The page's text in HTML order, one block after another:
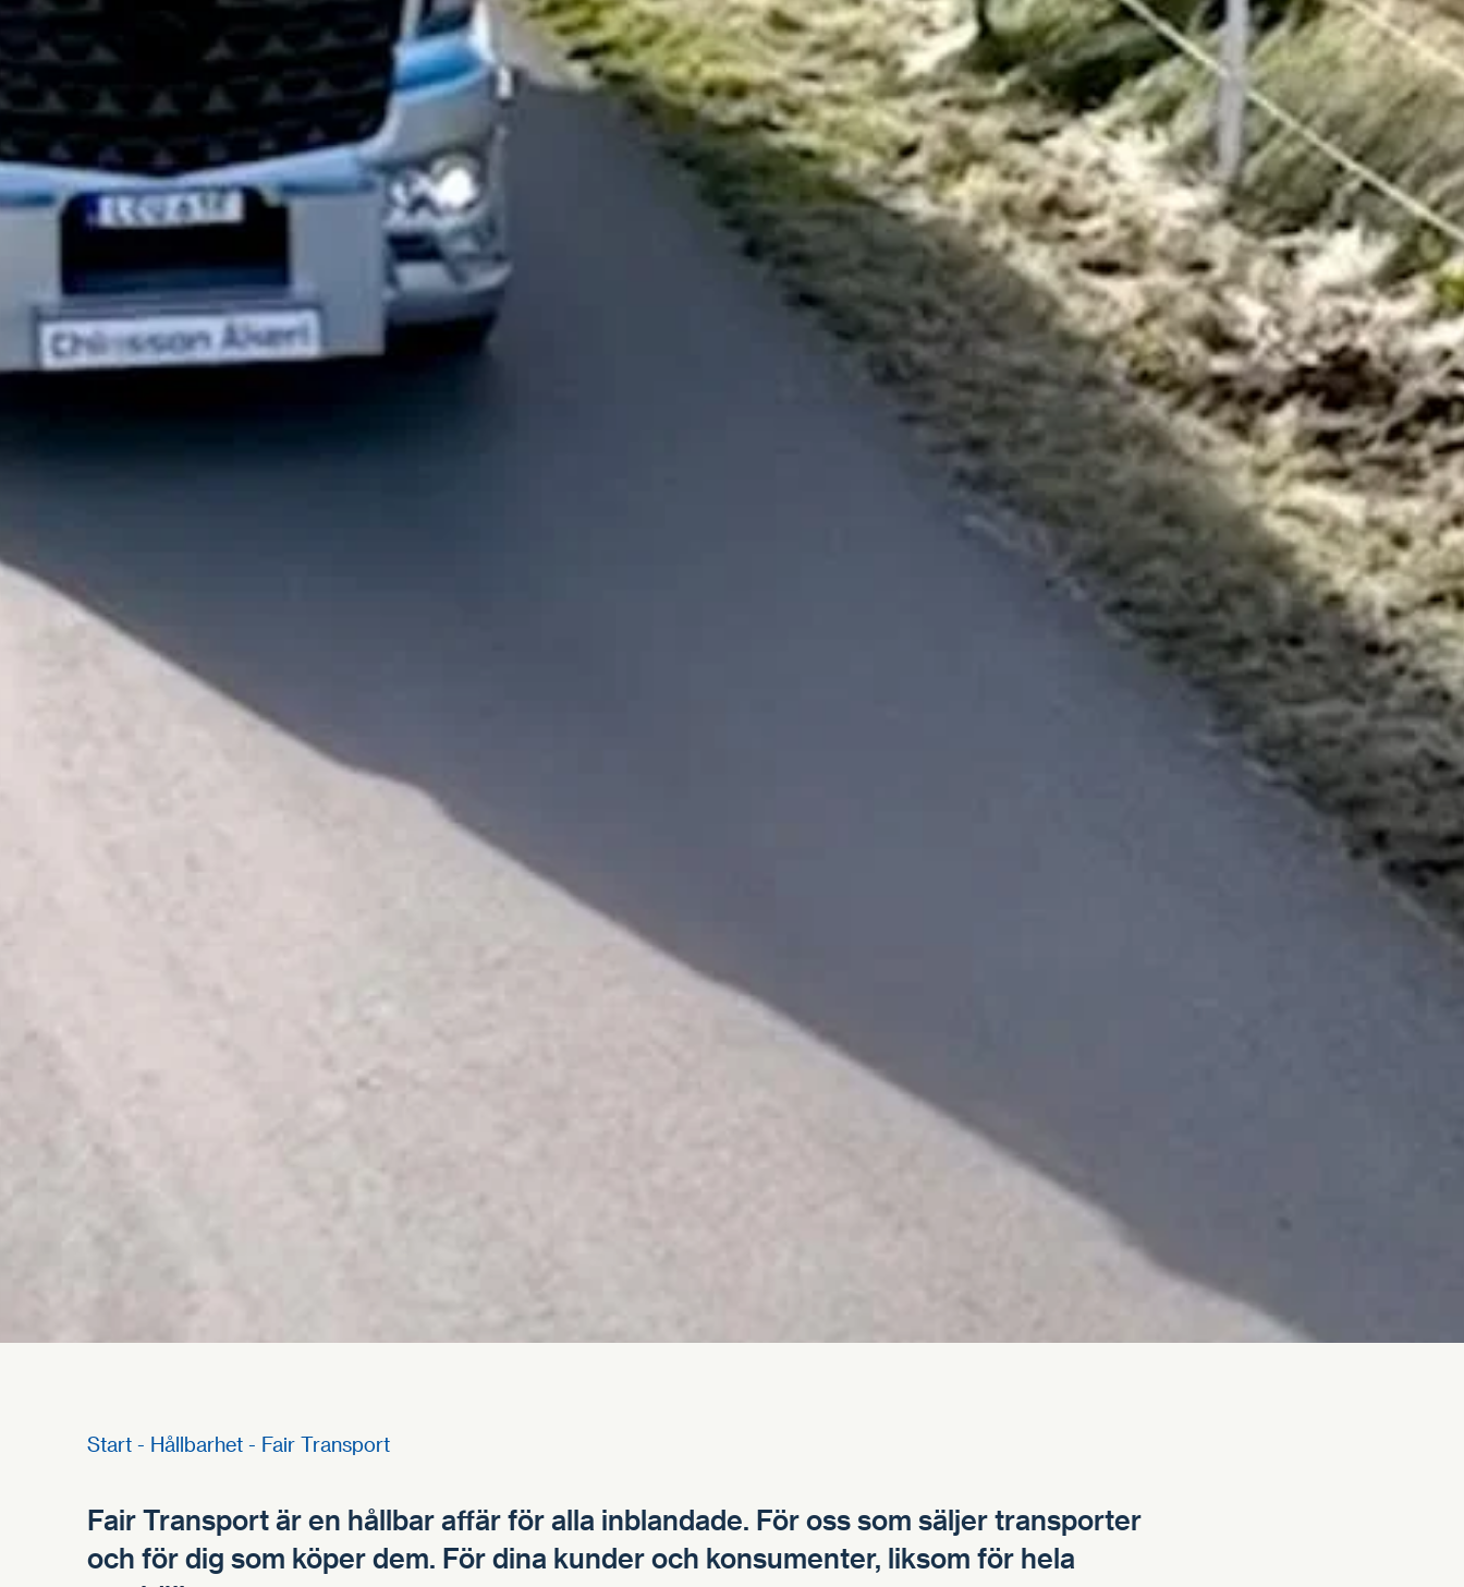
Start - Hållbarhet - Fair Transport
Fair Transport är en hållbar affär för alla inblandade. För oss som säljer transporter
och för dig som köper dem. För dina kunder och konsumenter, liksom för hela